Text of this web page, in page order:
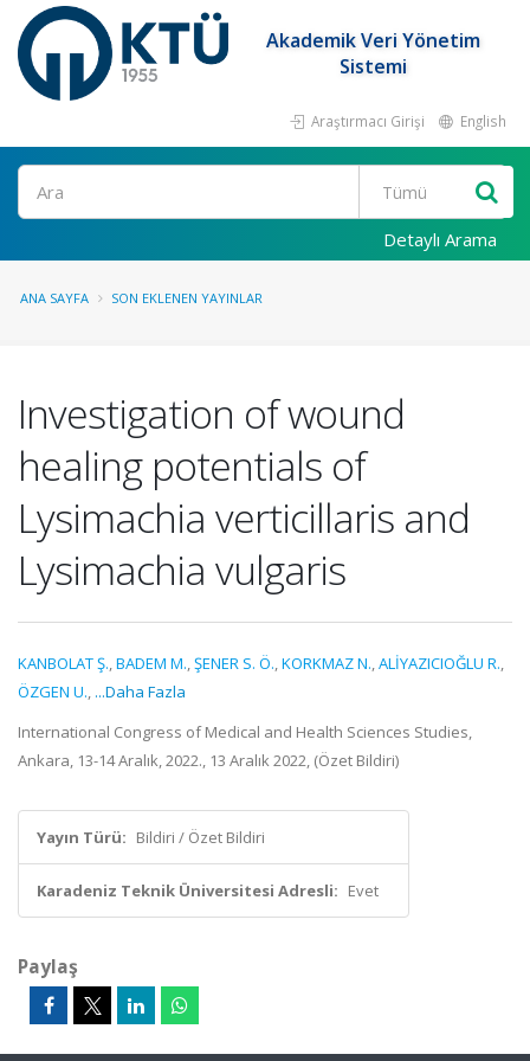
Akademik Veri Yönetim
Sistemi
Araştırmacı Girişi English
Ara
Detaylı Arama
ANA SAYFA SON EKLENEN YAYINLAR
Investigation of wound
healing potentials of
Lysimachia verticillaris and
Lysimachia vulgaris
KANBOLAT Ş.,BADEM M.,ŞENER S. Ö.,KORKMAZ N.,ALİYAZICIOĞLU R.,
ÖZGEN U., ...Daha Fazla
International Congress of Medical and Health Sciences Studies,
Ankara, 13-14 Aralık, 2022., 13 Aralık 2022, (Özet Bildiri)
Yayın Türü: Bildiri / Özet Bildiri
Karadeniz Teknik Üniversitesi Adresli: Evet
Paylaş